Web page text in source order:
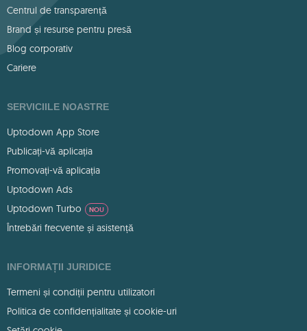
Centrul de transparență
Brand și resurse pentru presă
Blog corporativ
Cariere
SERVICIILE NOASTRE
Uptodown App Store
Publicați-vă aplicația
Promovați-vă aplicația
Uptodown Ads
Uptodown Turbo
NOU
Întrebări frecvente și asistență
INFORMAȚII JURIDICE
Termeni și condiții pentru utilizatori
Politica de confidențialitate și cookie-uri